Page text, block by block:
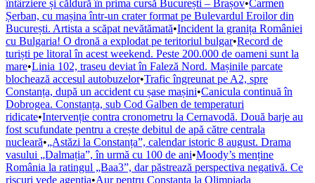
întârziere și căldură în prima cursă București – Brașov•Carmen
Șerban, cu mașina într-un crater format pe Bulevardul Eroilor din
București. Artista a scăpat nevătămată•Incident la granița României
cu Bulgaria! O dronă a explodat pe teritoriul bulgar•Record de
turiști pe litoral în acest weekend. Peste 200.000 de oameni sunt la
mare•Linia 102, traseu deviat în Faleză Nord. Mașinile parcate
blochează accesul autobuzelor•Trafic îngreunat pe A2, spre
Constanța, după un accident cu șase mașini•Canicula continuă în
Dobrogea. Constanța, sub Cod Galben de temperaturi
ridicate•Intervenție contra cronometru la Cernavodă. Două barje au
fost scufundate pentru a crește debitul de apă către centrala
nucleară•„Astăzi la Constanța”, calendar istoric 8 august. Drama
vasului „Dalmația”, în urmă cu 100 de ani•Moody’s menține
România la ratingul „Baa3”, dar păstrează perspectiva negativă. Ce
riscuri vede agenția•Aur pentru Constanța la Olimpiada